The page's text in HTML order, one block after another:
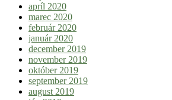
apríl 2020
marec 2020
február 2020
január 2020
december 2019
november 2019
október 2019
september 2019
august 2019